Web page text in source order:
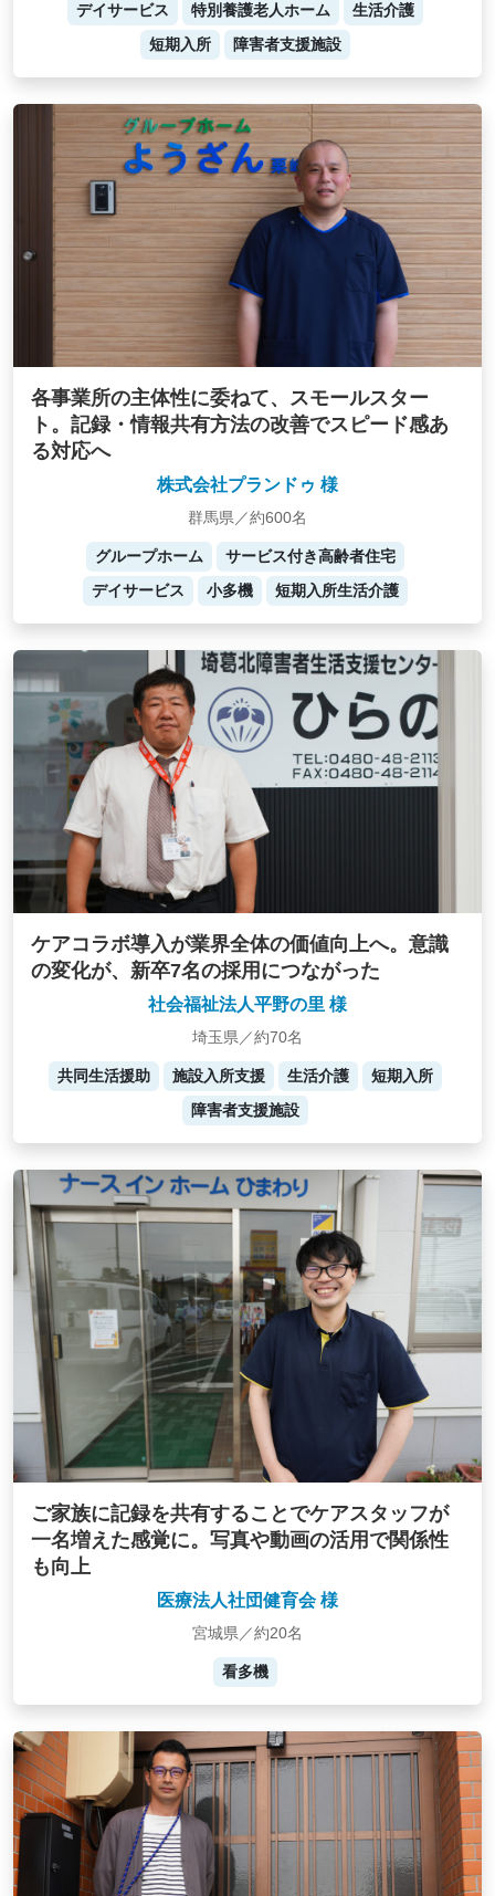
デイサービス 特別養護老人ホーム
生活介護
短期入所
障害者支援施設
各事業所の主体性に委ねて、スモールスター
ト。記録・情報共有方法の改善でスピード感あ
る対応へ
株式会社プランドゥ 様
群馬県／約600名
グループホーム
サービス付き高齢者住宅
デイサービス
小多機 短期入所生活介護
ケアコラボ導入が業界全体の価値向上へ。意識
の変化が、新卒7名の採用につながった
社会福祉法人平野の里 様
埼玉県／約70名
共同生活援助 施設入所支援 生活介護
短期入所
障害者支援施設
ご家族に記録を共有することでケアスタッフが
一名増えた感覚に。写真や動画の活用で関係性
も向上
医療法人社団健育会 様
宮城県／約20名
看多機